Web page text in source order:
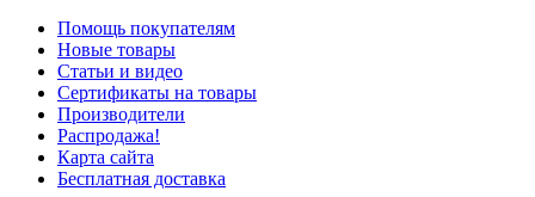
Помощь покупателям
Новые товары
Статьи и видео
Сертификаты на товары
Производители
Распродажа!
Карта сайта
Бесплатная доставка